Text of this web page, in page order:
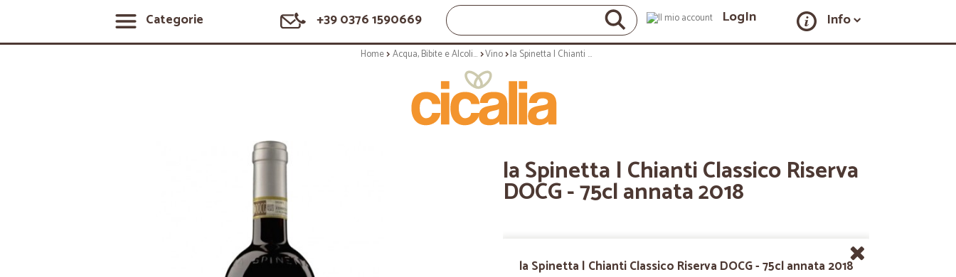
Categorie +39 0376 1590669 LogIn Info
Home Acqua, Bibite e Alcolici Vino la Spinetta | Chianti Classico Riserva DOCG - 75cl annata 2018
la Spinetta | Chianti Classico Riserva
DOCG - 75cl annata 2018
la Spinetta | Chianti Classico Riserva DOCG - 75cl annata 2018